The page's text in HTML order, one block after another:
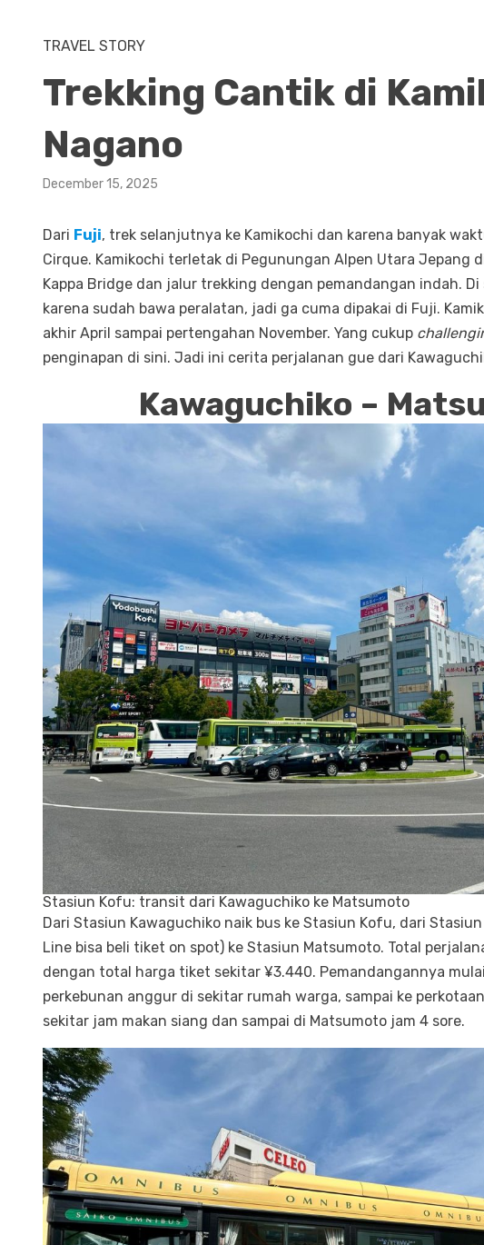
TRAVEL STORY
Trekking Cantik di
Nagano
December 15, 2025
Dari Fuji, trek selanjutnya ke Kamikochi dan karena banyak
Cirque. Kamikochi terletak di Pegunungan Alpen Utara Jepang
Kappa Bridge dan jalur trekking dengan pemandangan indah.
karena sudah bawa peralatan, jadi ga cuma dipakai di Fuji.
akhir April sampai pertengahan November. Yang cukup
penginapan di sini. Jadi ini cerita perjalanan gue dari
Kawaguchiko –
Stasiun Kofu: transit dari Kawaguchiko ke Matsumoto
Dari Stasiun Kawaguchiko naik bus ke Stasiun Kofu, dari
Line bisa beli tiket on spot) ke Stasiun Matsumoto. Total
dengan total harga tiket sekitar ¥3.440. Pemandangannya
perkebunan anggur di sekitar rumah warga, sampai ke
sekitar jam makan siang dan sampai di Matsumoto jam 4 sore.